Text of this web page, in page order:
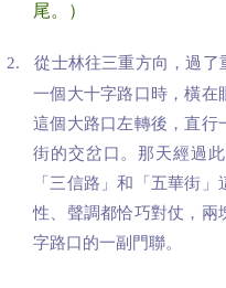
尾。）
2.
從士林往三重方向，過
一個大十字路口時，橫在
這個大路口左轉後，直
街的交岔口。那天經過
「三信路」和「五華街
性、聲調都恰巧對仗，
字路口的一副門聯。